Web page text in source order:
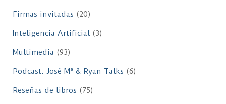
Firmas invitadas (20)
Inteligencia Artificial(3)
Multimedia (93)
Podcast: José Mª & Ryan Talks (6)
Reseñas de libros (75)